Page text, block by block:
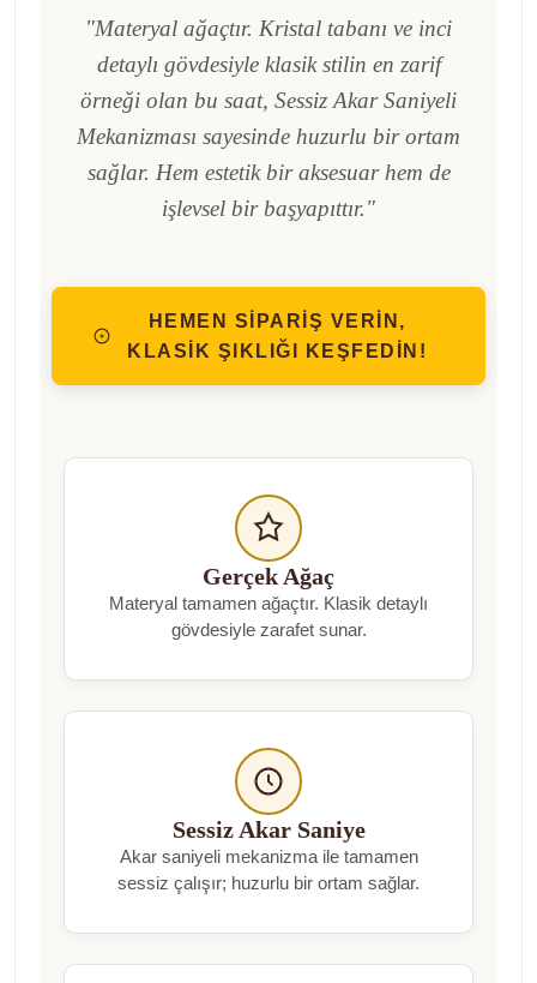
"Materyal ağaçtır. Kristal tabanı ve inci
detaylı gövdesiyle klasik stilin en zarif
örneği olan bu saat, Sessiz Akar Saniyeli
Mekanizması sayesinde huzurlu bir ortam
sağlar. Hem estetik bir aksesuar hem de
işlevsel bir başyapıttır."
HEMEN SİPARİŞ VERİN,
KLASİK ŞIKLIĞI KEŞFEDİN!
Gerçek Ağaç
Materyal tamamen ağaçtır. Klasik detaylı
gövdesiyle zarafet sunar.
Sessiz Akar Saniye
Akar saniyeli mekanizma ile tamamen
sessiz çalışır; huzurlu bir ortam sağlar.